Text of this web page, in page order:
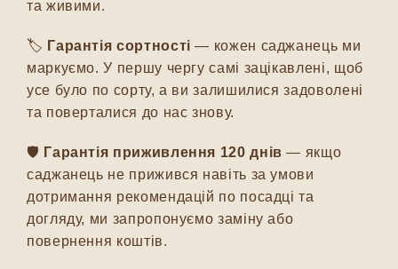
та живими.
🏷️ Гарантія сортності — кожен саджанець ми
маркуємо. У першу чергу самі зацікавлені, щоб
усе було по сорту, а ви залишилися задоволені
та поверталися до нас знову.
🛡️ Гарантія приживлення 120 днів — якщо
саджанець не прижився навіть за умови
дотримання рекомендацій по посадці та
догляду, ми запропонуємо заміну або
повернення коштів.